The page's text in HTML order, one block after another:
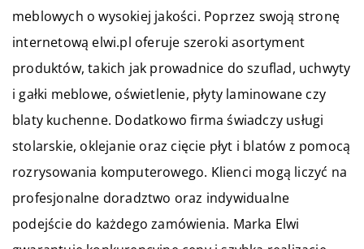
meblowych o wysokiej jakości. Poprzez swoją stronę
internetową elwi.pl oferuje szeroki asortyment
produktów, takich jak prowadnice do szuflad, uchwyty
i gałki meblowe, oświetlenie, płyty laminowane czy
blaty kuchenne. Dodatkowo firma świadczy usługi
stolarskie, oklejanie oraz cięcie płyt i blatów z pomocą
rozrysowania komputerowego. Klienci mogą liczyć na
profesjonalne doradztwo oraz indywidualne
podejście do każdego zamówienia. Marka Elwi